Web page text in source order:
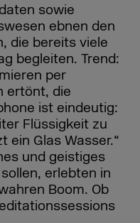
sowie
ebnen den
die bereits viele
begleiten. Trend:
per
ertönt, die
ist eindeutig:
Flüssigkeit zu
ein Glas Wasser.“
und geistiges
erlebten in
Boom. Ob